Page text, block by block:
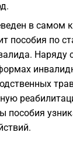
в самом
пособия по
Наряду
пособия